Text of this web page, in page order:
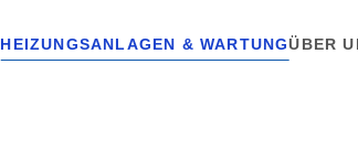
HEIZUNGSANLAGEN & WARTUNGÜBER